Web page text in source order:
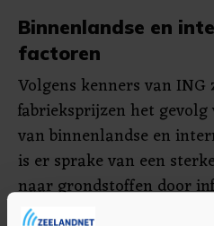
Binnenlandse en
factoren
Volgens kenners van
fabrieksprijzen het
van binnenlandse en
is er sprake van een
naar grondstoffen door
vastgoedprojecten in